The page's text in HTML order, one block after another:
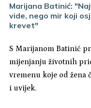
Marijana Batinić:
vide, nego mir koji
krevet"
S Marijanom Batinić
mijenjanju životnih
vremenu koje od žena
i uvijek.